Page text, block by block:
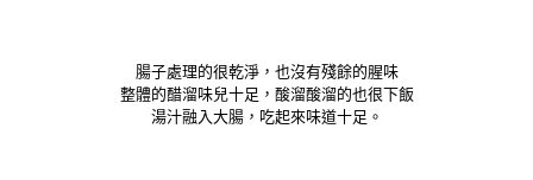
腸子處理的很乾淨，也沒有殘餘的腥味
整體的醋溜味兒十足，酸溜酸溜的也很下飯
湯汁融入大腸，吃起來味道十足。